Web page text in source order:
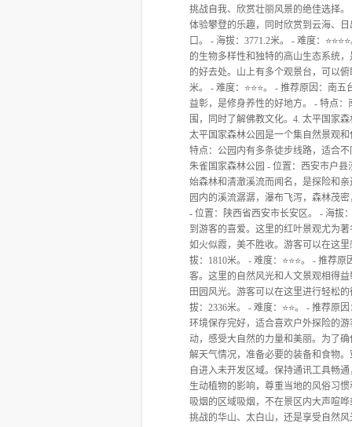
挑战自我、欣赏壮丽风景的绝佳选择
体验攀登的乐趣，同时欣赏到云海、
口。 - 海拔：3771.2米。 - 难度：
的生物多样性和独特的高山生态系统
的好去处。山上有多个观景台，可以
米。 - 难度：⭐⭐⭐。 - 推荐原因：南
益彰，是修身养性的好地方。 - 特点
围，同时了解佛教文化。4. 太平国家
太平国家森林公园是一个集自然景观
特点：公园内有多条徒步线路，适合
朱雀国家森林公园 - 位置：西安市户县
始森林和清澈溪流而闻名，是探险和
园内的溪流潺潺，瀑布飞泻，森林茂
- 位置：陕西省西安市长安区。 - 海拔
到游客的喜爱。这里的红叶景观尤为
如火似霞，美不胜收。游客可以在这
拔：1810米。 - 难度：⭐⭐⭐。 - 推荐
客。这里的自然风光和人文景观相得
田园风光。游客可以在这里进行轻松
拔：2336米。 - 难度：⭐⭐。 - 推荐
环境保存完好，适合喜欢户外探险的
动，感受大自然的力量和美丽。为了
解天气情况，准备必要的装备和食物
自进入未开发区域。保持通讯工具畅
生动植物的影响，尊重当地的风俗习
吸烟的区域吸烟，不在景区内大声喧
挑战的华山、太白山，还是享受自然